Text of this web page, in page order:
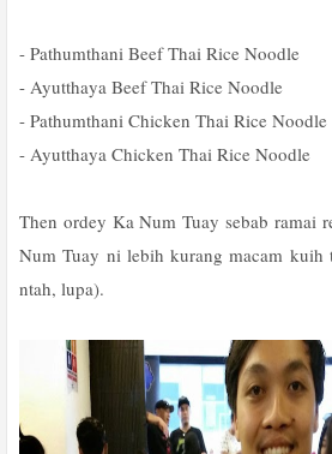
- Pathumthani Beef Thai Rice Noodle
- Ayutthaya Beef Thai Rice Noodle
- Pathumthani Chicken Thai Rice Noodle
- Ayutthaya Chicken Thai Rice Noodle
Then ordey Ka Num Tuay sebab ramai
Num Tuay ni lebih kurang macam kuih
ntah, lupa).